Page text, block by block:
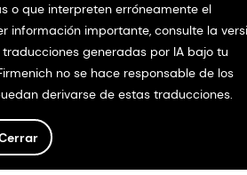
o que interpreten erróneamente el
información importante, consulte la
generadas por IA bajo tu
no se hace responsable de los
derivarse de estas traducciones.